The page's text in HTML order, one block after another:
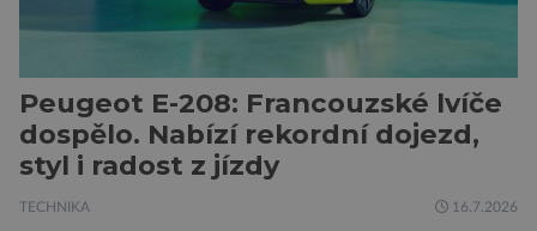
Peugeot E-208: Francouzské lvíče
dospělo. Nabízí rekordní dojezd,
styl i radost z jízdy
TECHNIKA 16.7.2026